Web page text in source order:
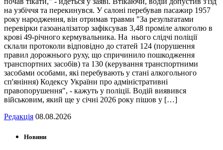
на узбіччя та перекинувся. У салоні перебував пасажир 1957
року народження, він отримав травми "За результатами
перевірки газоаналізатор зафіксував 3,48 проміле алкоголю в
крові 49-річного кермувальника. На нього слідчі поліції
склали протоколи відповідно до статей 124 (порушення
правил дорожнього руху, що спричинило пошкодження
транспортних засобів) та 130 (керування транспортними
засобами особами, які перебувають у стані алкогольного
сп'яніння) Кодексу України про адміністративні
правопорушення", - кажуть у поліції. Водій виявився
військовим, який ще у січні 2026 року пішов у […]
Редакція 08.08.2026
Новини